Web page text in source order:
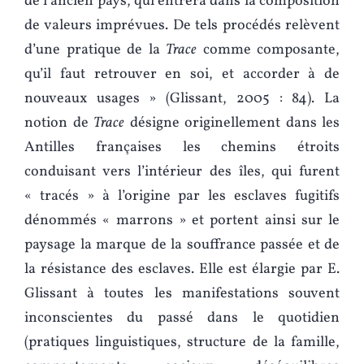
de valeurs imprévues. De tels procédés relèvent
d’une pratique de la Trace comme composante,
qu’il faut retrouver en soi, et accorder à de
nouveaux usages » (Glissant, 2005 : 84). La
notion de Trace désigne originellement dans les
Antilles françaises les chemins étroits
conduisant vers l’intérieur des îles, qui furent
« tracés » à l’origine par les esclaves fugitifs
dénommés « marrons » et portent ainsi sur le
paysage la marque de la souffrance passée et de
la résistance des esclaves. Elle est élargie par E.
Glissant à toutes les manifestations souvent
inconscientes du passé dans le quotidien
(pratiques linguistiques, structure de la famille,